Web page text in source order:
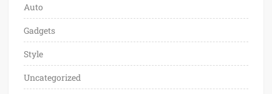
Auto
Gadgets
Style
Uncategorized